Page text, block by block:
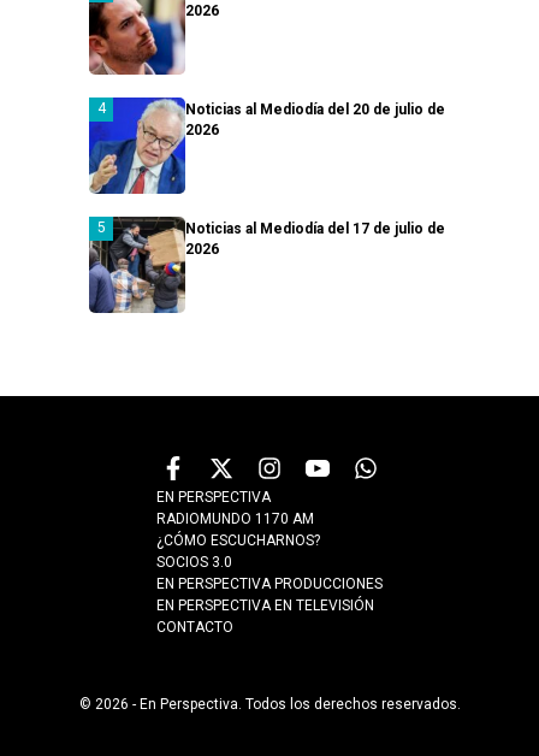
2026
Noticias al Mediodía del 20 de julio de
2026
Noticias al Mediodía del 17 de julio de
2026
EN PERSPECTIVA
RADIOMUNDO 1170 AM
¿CÓMO ESCUCHARNOS?
SOCIOS 3.0
EN PERSPECTIVA PRODUCCIONES
EN PERSPECTIVA EN TELEVISIÓN
CONTACTO
© 2026 - En Perspectiva. Todos los derechos reservados.